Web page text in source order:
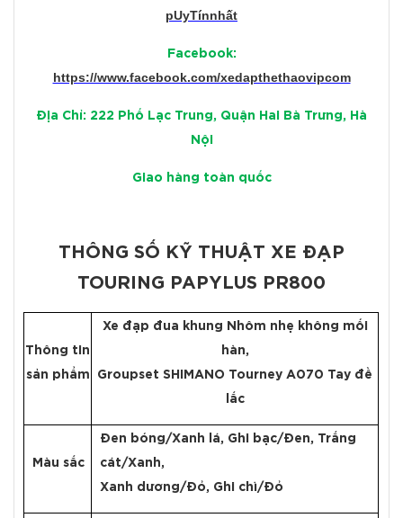
pUyTínnhất
Facebook:
https://www.facebook.com/xedapthethaovipcom
Địa Chỉ: 222 Phố Lạc Trung, Quận Hai Bà Trưng, Hà
Nội
Giao hàng toàn quốc
THÔNG SỐ KỸ THUẬT XE ĐẠP
TOURING PAPYLUS PR800
Thông tin
sản phẩm
Xe đạp đua khung Nhôm nhẹ không mối
hàn,
Groupset SHIMANO Tourney A070 Tay đề
lắc
Màu sắc
Đen bóng/Xanh lá, Ghi bạc/Đen, Trắng
cát/Xanh,
Xanh dương/Đỏ, Ghi chì/Đỏ